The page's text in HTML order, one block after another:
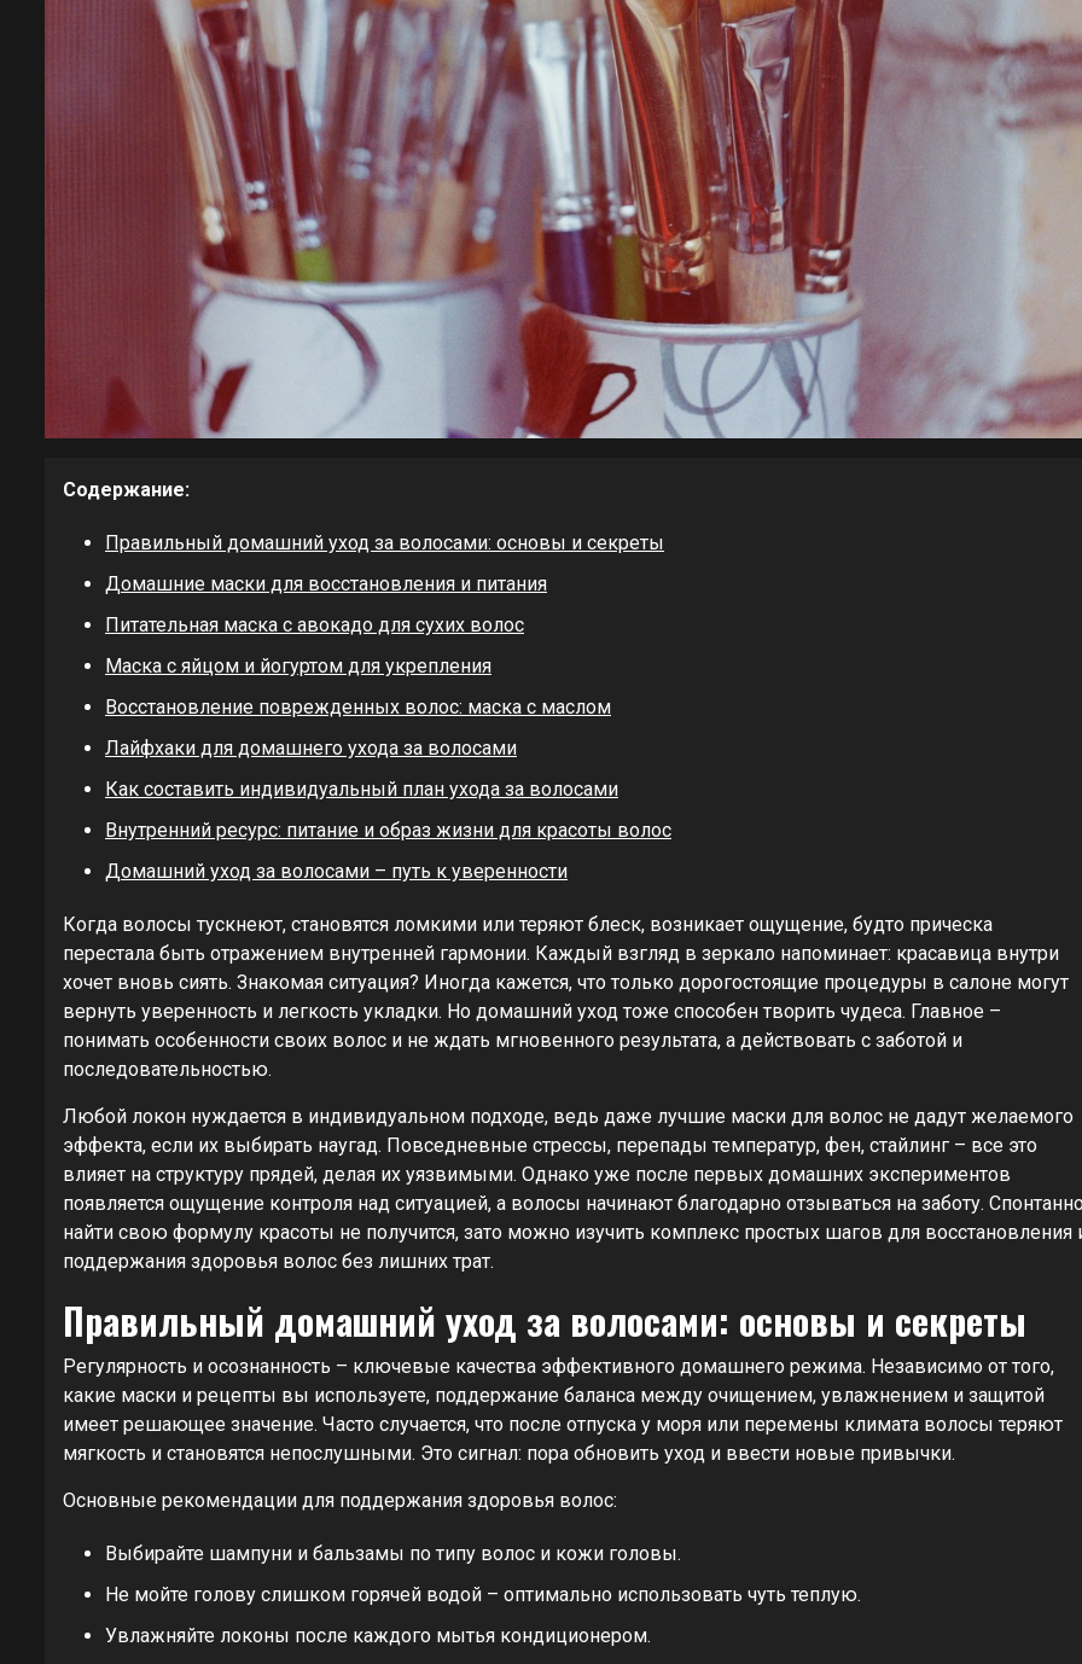
Содержание:
Правильный домашний уход за волосами: основы и секреты
Домашние маски для восстановления и питания
Питательная маска с авокадо для сухих волос
Маска с яйцом и йогуртом для укрепления
Восстановление поврежденных волос: маска с маслом
Лайфхаки для домашнего ухода за волосами
Как составить индивидуальный план ухода за волосами
Внутренний ресурс: питание и образ жизни для красоты волос
Домашний уход за волосами – путь к уверенности
Когда волосы тускнеют, становятся ломкими или теряют блеск, возникает ощущение, будто прическа
перестала быть отражением внутренней гармонии. Каждый взгляд в зеркало напоминает: красавица внутри
хочет вновь сиять. Знакомая ситуация? Иногда кажется, что только дорогостоящие процедуры в салоне могут
вернуть уверенность и легкость укладки. Но домашний уход тоже способен творить чудеса. Главное –
понимать особенности своих волос и не ждать мгновенного результата, а действовать с заботой и
последовательностью.
Любой локон нуждается в индивидуальном подходе, ведь даже лучшие маски для волос не дадут желаемого
эффекта, если их выбирать наугад. Повседневные стрессы, перепады температур, фен, стайлинг – все это
влияет на структуру прядей, делая их уязвимыми. Однако уже после первых домашних экспериментов
появляется ощущение контроля над ситуацией, а волосы начинают благодарно отзываться на заботу.
найти свою формулу красоты не получится, зато можно изучить комплекс простых шагов для восстановления
поддержания здоровья волос без лишних трат.
Правильный домашний уход за волосами: основы и секреты
Регулярность и осознанность – ключевые качества эффективного домашнего режима. Независимо от того,
какие маски и рецепты вы используете, поддержание баланса между очищением, увлажнением и защитой
имеет решающее значение. Часто случается, что после отпуска у моря или перемены климата волосы теряют
мягкость и становятся непослушными. Это сигнал: пора обновить уход и ввести новые привычки.
Основные рекомендации для поддержания здоровья волос:
Выбирайте шампуни и бальзамы по типу волос и кожи головы.
Не мойте голову слишком горячей водой – оптимально использовать чуть теплую.
Увлажняйте локоны после каждого мытья кондиционером.